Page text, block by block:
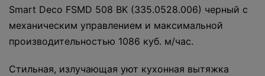
Smart Deco FSMD 508 BK (335.0528.006) черный с
механическим управлением и максимальной
производительностью 1086 куб. м/час.
Cтильная, излучающая уют кухонная вытяжка